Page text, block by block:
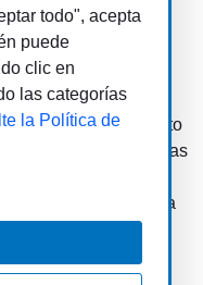
es una figura,
2015, destinada a
por deuda. Se
a un modelo
de cada Ayuntamiento
de cada caso. Las
situación contarán
a una solución a
para que el
todo", acepta
puede
clic en
las categorías
la Política de